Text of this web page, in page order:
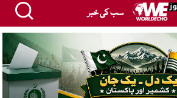
سب کی خبر